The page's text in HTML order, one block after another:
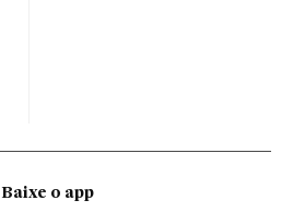
Baixe o app